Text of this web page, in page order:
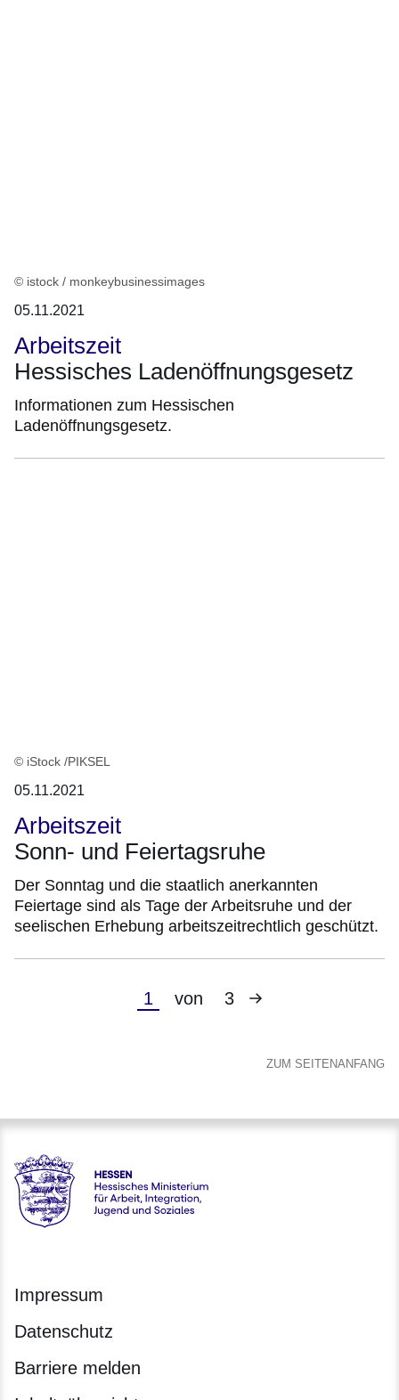
© istock / monkeybusinessimages
05.11.2021
Arbeitszeit
Hessisches Ladenöffnungsgesetz
Informationen zum Hessischen
Ladenöffnungsgesetz.
© iStock /PIKSEL
05.11.2021
Arbeitszeit
Sonn- und Feiertagsruhe
Der Sonntag und die staatlich anerkannten
Feiertage sind als Tage der Arbeitsruhe und der
seelischen Erhebung arbeitszeitrechtlich geschützt.
Aktuelle
1 von 3
Nächste
ZUM SEITENANFANG
Hessen - Hessisches Ministerium für Arbeit, Integration,
Impressum
Datenschutz
Barriere melden